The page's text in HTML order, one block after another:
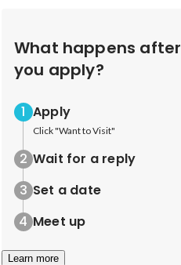
What happens after
you apply?
Apply
Click "Want to Visit"
Wait for a reply
Set a date
Meet up
Learn more